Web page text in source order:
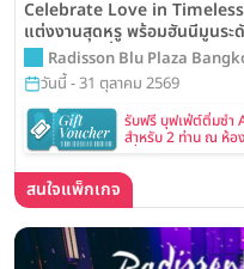
Celebrate Love in
แต่งงานสุดหรู พร้อมฮันนีมูนระ
แต่งงานขั้นต่ำเพียง 850,000 บ
Bangkok
Radisson Blu Plaza
วันนี้ - 31 ตุลาคม 2569
รับฟรี บุฟเฟ่ต์ติ่มซำ
สำหรับ 2 ท่าน ณ ห้อ
แต่งงาน
สนใจแพ็กเกจ